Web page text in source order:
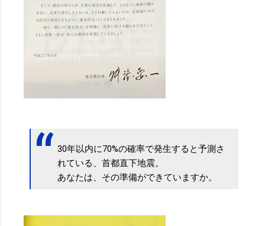
30年以内に70%の確率で発生すると予測さ
れている、首都直下地震。
あなたは、その準備ができていますか。